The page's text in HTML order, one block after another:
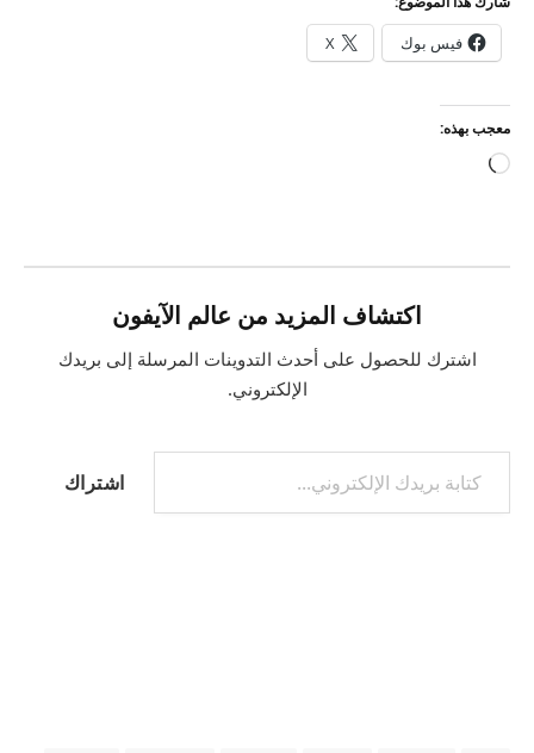
فيس بوك X
معجب بهذه:
جاري
اكتشاف المزيد من عالم الآيفون
اشترك للحصول على أحدث التدوينات المرسلة إلى بريدك
الإلكتروني.
كتابة بريدك الإلكتروني...
اشتراك